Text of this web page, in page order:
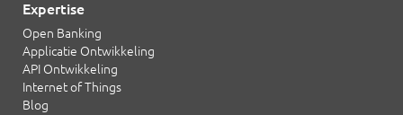
Expertise
Open Banking
Applicatie Ontwikkeling
API Ontwikkeling
Internet of Things
Blog